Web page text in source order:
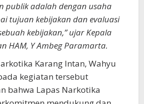
publik adalah dengan usaha
tujuan kebijakan dan evaluasi
kebijakan,” ujar Kepala
HAM, Y Ambeg Paramarta.
Karang Intan, Wahyu
kegiatan tersebut
bahwa Lapas Narkotika